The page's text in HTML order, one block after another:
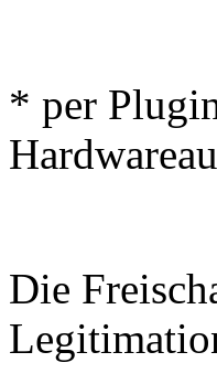
* per
Die